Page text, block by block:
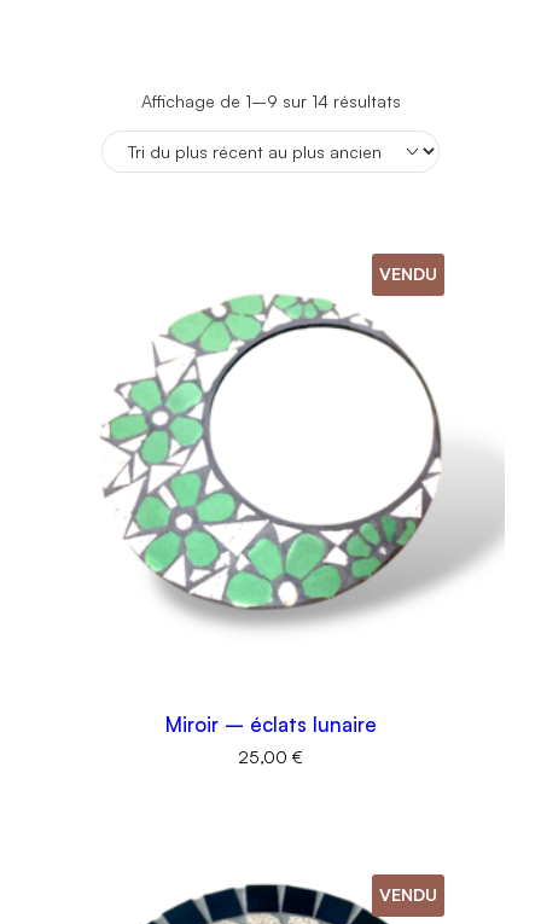
Affichage de 1–9 sur 14 résultatsTrié
plus
récent
ancien
VENDU
Miroir – éclats lunaire
25,00 €
VENDU